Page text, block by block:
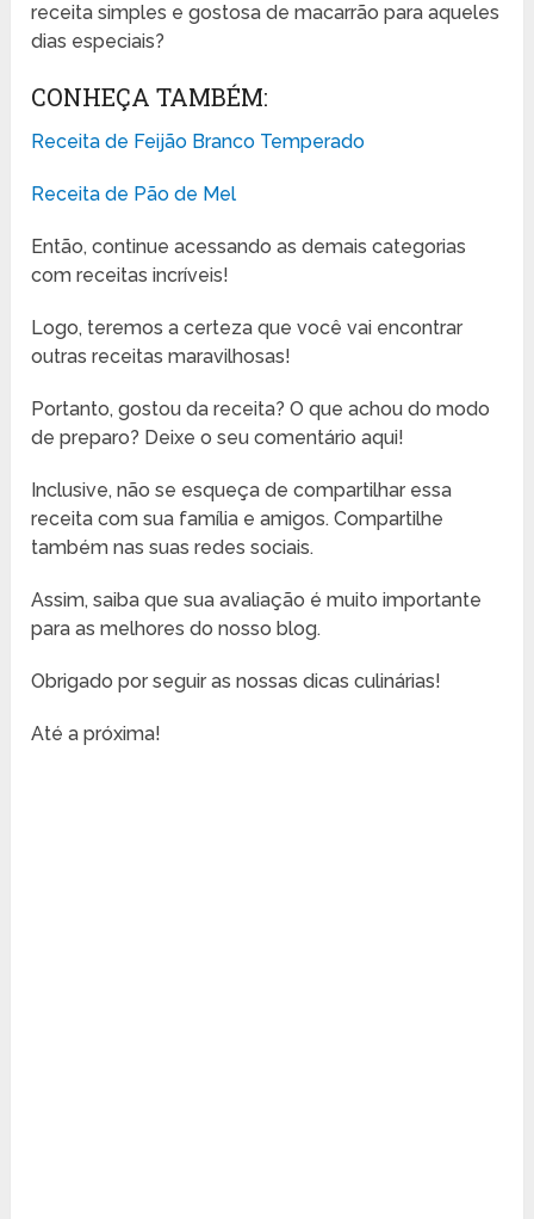
receita simples e gostosa de macarrão para aqueles
dias especiais?
CONHEÇA TAMBÉM:
Receita de Feijão Branco Temperado
Receita de Pão de Mel
Então, continue acessando as demais categorias
com receitas incríveis!
Logo, teremos a certeza que você vai encontrar
outras receitas maravilhosas!
Portanto, gostou da receita? O que achou do modo
de preparo? Deixe o seu comentário aqui!
Inclusive, não se esqueça de compartilhar essa
receita com sua família e amigos. Compartilhe
também nas suas redes sociais.
Assim, saiba que sua avaliação é muito importante
para as melhores do nosso blog.
Obrigado por seguir as nossas dicas culinárias!
Até a próxima!